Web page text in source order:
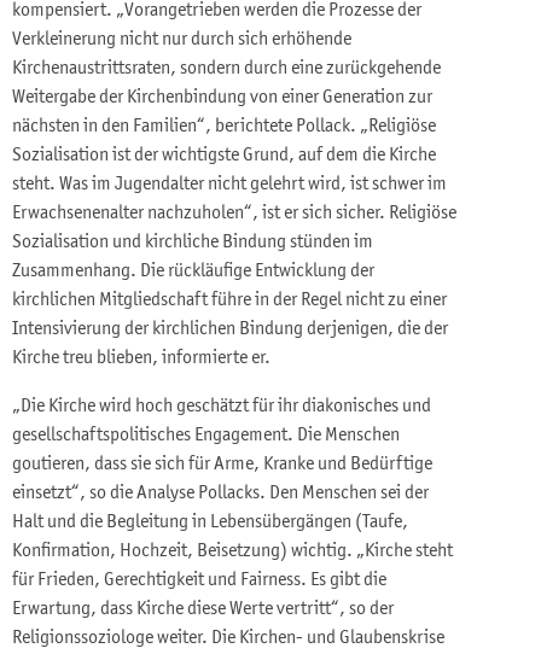
kompensiert. „Vorangetrieben werden die Prozesse der
Verkleinerung nicht nur durch sich erhöhende
Kirchenaustrittsraten, sondern durch eine zurückgehende
Weitergabe der Kirchenbindung von einer Generation zur
nächsten in den Familien“, berichtete Pollack. „Religiöse
Sozialisation ist der wichtigste Grund, auf dem die Kirche
steht. Was im Jugendalter nicht gelehrt wird, ist schwer im
Erwachsenenalter nachzuholen“, ist er sich sicher. Religiöse
Sozialisation und kirchliche Bindung stünden im
Zusammenhang. Die rückläufige Entwicklung der
kirchlichen Mitgliedschaft führe in der Regel nicht zu einer
Intensivierung der kirchlichen Bindung derjenigen, die der
Kirche treu blieben, informierte er.
„Die Kirche wird hoch geschätzt für ihr diakonisches und
gesellschaftspolitisches Engagement. Die Menschen
goutieren, dass sie sich für Arme, Kranke und Bedürftige
einsetzt“, so die Analyse Pollacks. Den Menschen sei der
Halt und die Begleitung in Lebensübergängen (Taufe,
Konfirmation, Hochzeit, Beisetzung) wichtig. „Kirche steht
für Frieden, Gerechtigkeit und Fairness. Es gibt die
Erwartung, dass Kirche diese Werte vertritt“, so der
Religionssoziologe weiter. Die Kirchen- und Glaubenskrise